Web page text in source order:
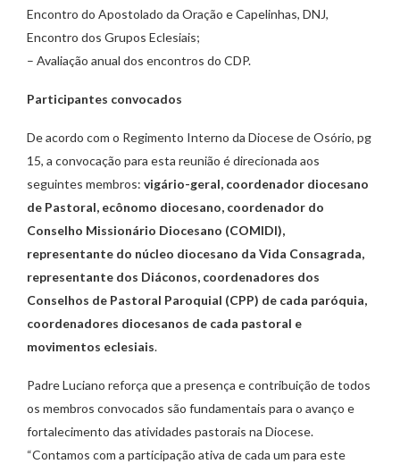
Encontro do Apostolado da Oração e Capelinhas, DNJ,
Encontro dos Grupos Eclesiais;
– Avaliação anual dos encontros do CDP.
Participantes convocados
De acordo com o Regimento Interno da Diocese de Osório, pg
15, a convocação para esta reunião é direcionada aos
seguintes membros: vigário-geral, coordenador diocesano
de Pastoral, ecônomo diocesano, coordenador do
Conselho Missionário Diocesano (COMIDI),
representante do núcleo diocesano da Vida Consagrada,
representante dos Diáconos, coordenadores dos
Conselhos de Pastoral Paroquial (CPP) de cada paróquia,
coordenadores diocesanos de cada pastoral e
movimentos eclesiais.
Padre Luciano reforça que a presença e contribuição de todos
os membros convocados são fundamentais para o avanço e
fortalecimento das atividades pastorais na Diocese.
“Contamos com a participação ativa de cada um para este